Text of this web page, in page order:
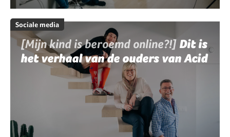
Sociale media
[Mijn kind is beroemd online?!] Dit is
het verhaal van de ouders van Acid